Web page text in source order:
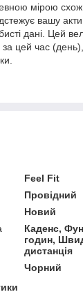
мірою
вашу
дані. Цей
за цей час
Feel Fit
Провідний
Новий
Каденс,
годин,
дистанція
Чорний